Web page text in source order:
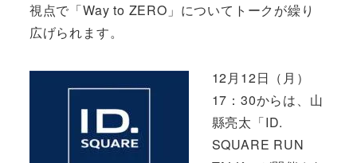
視点で「Way to ZERO」についてトークが繰り
広げられます。
12月12日（月）
17：30からは、山
縣亮太「ID.
SQUARE RUN